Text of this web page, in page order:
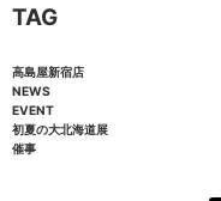
TAG
高島屋新宿店
NEWS
EVENT
初夏の大北海道展
催事